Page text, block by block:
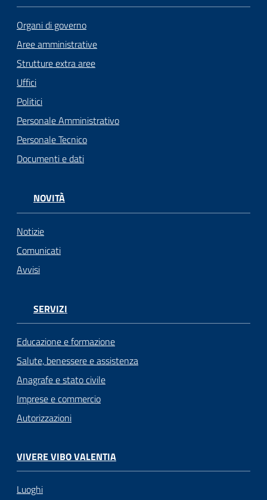
Organi di governo
Aree amministrative
Strutture extra aree
Uffici
Politici
Personale Amministrativo
Personale Tecnico
Documenti e dati
NOVITÀ
Notizie
Comunicati
Avvisi
SERVIZI
Educazione e formazione
Salute, benessere e assistenza
Anagrafe e stato civile
Imprese e commercio
Autorizzazioni
VIVERE VIBO VALENTIA
Luoghi